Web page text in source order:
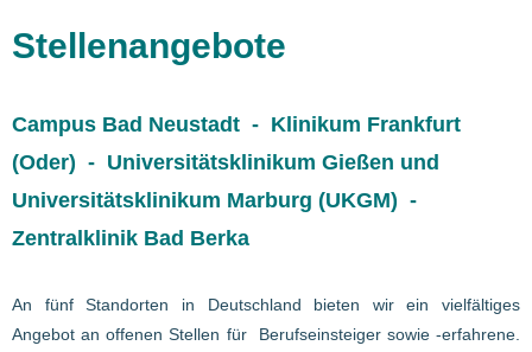
Stellenangebote
Campus Bad Neustadt - Klinikum Frankfurt
(Oder) - Universitätsklinikum Gießen und
Universitätsklinikum Marburg (UKGM) -
Zentralklinik Bad Berka
An fünf Standorten in Deutschland bieten wir ein vielfältiges
Angebot an offenen Stellen für Berufseinsteiger sowie -erfahrene.